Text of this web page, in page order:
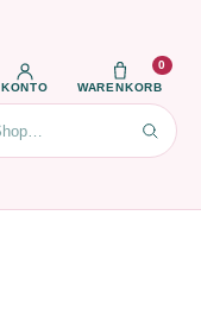
KONTO WARENKORB
0
Suchen